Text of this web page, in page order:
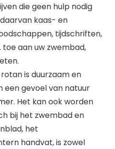
die geen hulp nodig
kaas- en
tijdschriften,
aan uw zwembad,
is duurzaam en
een gevoel van natuur
Het kan ook worden
bij het zwembad en
het
handvat, is zowel